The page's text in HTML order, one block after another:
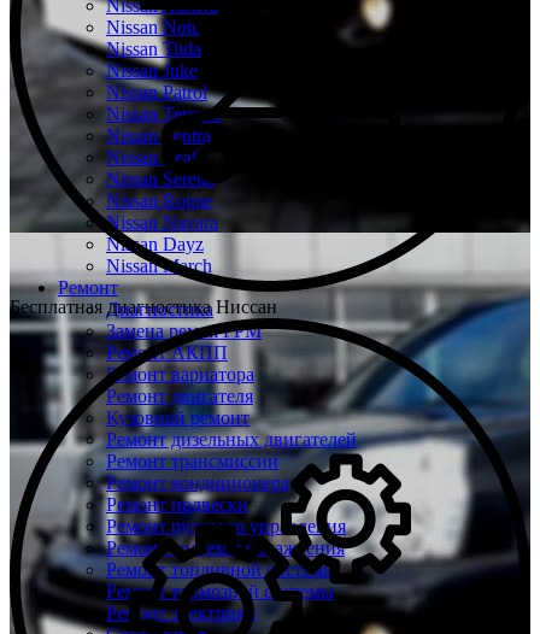
Nissan Almera
Nissan Note
Nissan Tiida
Nissan Juke
Nissan Patrol
Nissan Terrano
Nissan Sentra
Nissan Leaf
Nissan Serena
Nissan Rogue
Nissan Navara
Nissan Dayz
Nissan March
Ремонт
Диагностика
Замена ремня ГРМ
Ремонт АКПП
Ремонт вариатора
Ремонт двигателя
Кузовной ремонт
Ремонт дизельных двигателей
Ремонт трансмиссии
Ремонт кондиционера
Ремонт подвески
Ремонт рулевого управления
Ремонт системы охлаждения
Ремонт топливной системы
Ремонт тормозной системы
Ремонт электрики
Бесплатная диагностика Ниссан